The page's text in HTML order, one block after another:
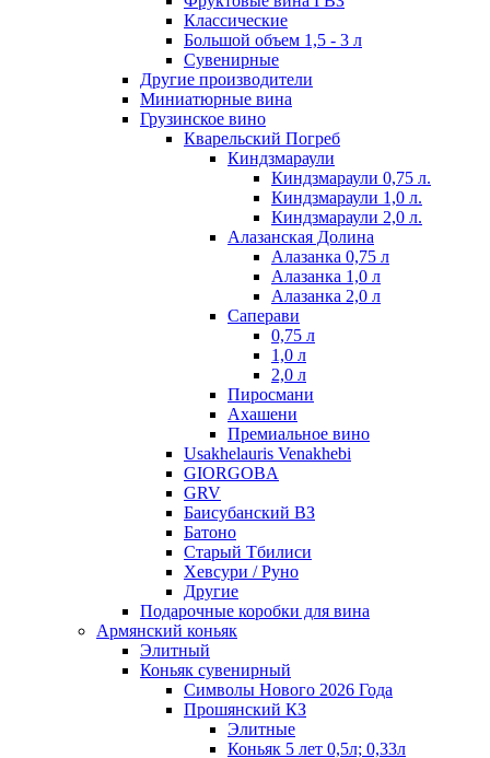
Классические
Большой объем 1,5 - 3 л
Сувенирные
Другие производители
Миниатюрные вина
Грузинское вино
Кварельский Погреб
Киндзмараули
Киндзмараули 0,75 л.
Киндзмараули 1,0 л.
Киндзмараули 2,0 л.
Алазанская Долина
Алазанка 0,75 л
Алазанка 1,0 л
Алазанка 2,0 л
Саперави
0,75 л
1,0 л
2,0 л
Пиросмани
Ахашени
Премиальное вино
Usakhelauris Venakhebi
GIORGOBA
GRV
Баисубанский ВЗ
Батоно
Старый Тбилиси
Хевсури / Руно
Другие
Подарочные коробки для вина
Армянский коньяк
Элитный
Коньяк сувенирный
Символы Нового 2026 Года
Прошянский КЗ
Элитные
Коньяк 5 лет 0,5л; 0,33л